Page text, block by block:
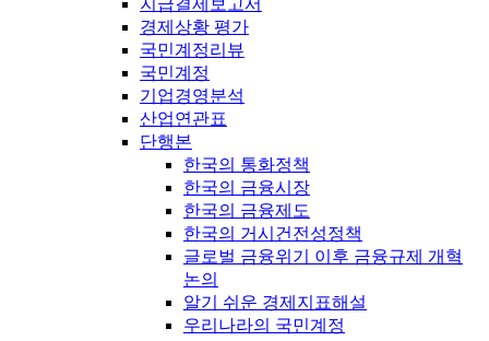
지급결제보고서
경제상황 평가
국민계정리뷰
국민계정
기업경영분석
산업연관표
단행본
한국의 통화정책
한국의 금융시장
한국의 금융제도
한국의 거시건전성정책
글로벌 금융위기 이후 금융규제 개혁
논의
알기 쉬운 경제지표해설
우리나라의 국민계정